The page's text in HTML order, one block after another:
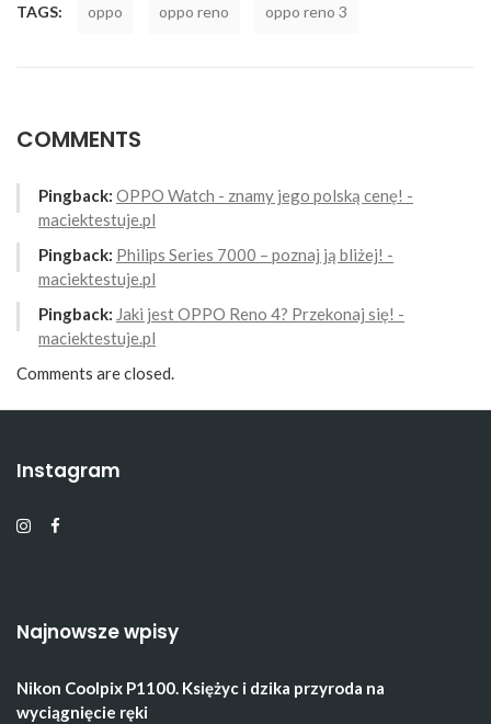
TAGS: oppo oppo reno oppo reno 3
COMMENTS
Pingback: OPPO Watch - znamy jego polską cenę! -
maciektestuje.pl
Pingback: Philips Series 7000 – poznaj ją bliżej! -
maciektestuje.pl
Pingback: Jaki jest OPPO Reno 4? Przekonaj się! -
maciektestuje.pl
Comments are closed.
Instagram
Najnowsze wpisy
Nikon Coolpix P1100. Księżyc i dzika przyroda na
wyciągnięcie ręki